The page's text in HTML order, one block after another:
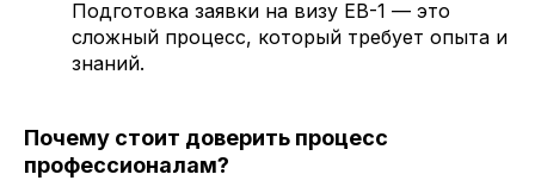
Подготовка заявки на визу EB-1 — это
сложный процесс, который требует опыта и
знаний.
Почему стоит доверить процесс
профессионалам?